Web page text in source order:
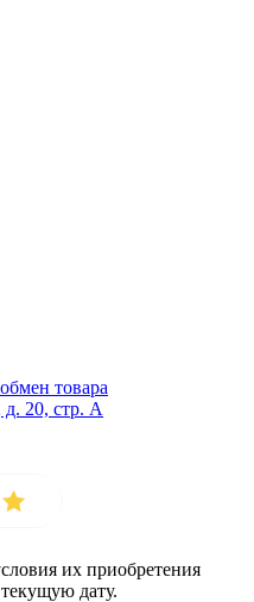
товара
д. 20, стр. А
их приобретения
дату.